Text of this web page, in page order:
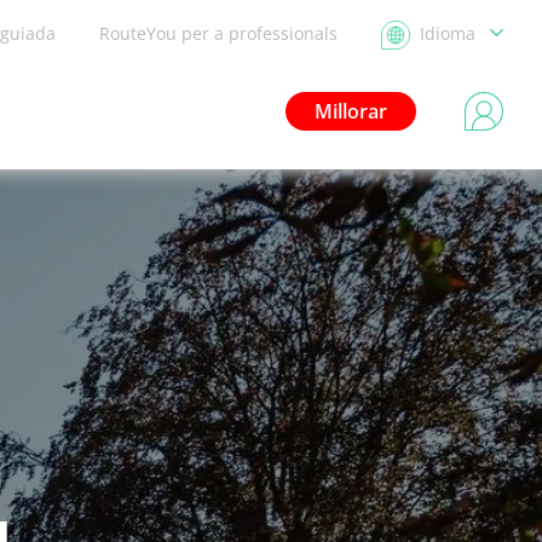
RouteYou per a professionals Idioma
Millorar